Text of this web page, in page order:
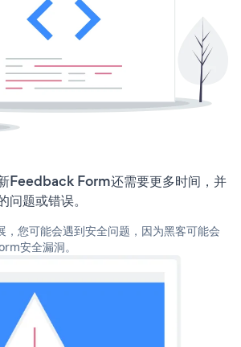
Feedback Form还需要更多时间，并
题或错误。
，您可能会遇到安全问题，因为黑客可能会
安全漏洞。